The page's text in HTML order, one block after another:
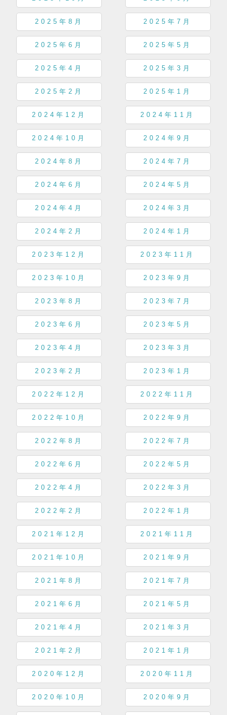
2025年8月 2025年7月
2025年6月 2025年5月
2025年4月 2025年3月
2025年2月 2025年1月
2024年12月 2024年11月
2024年10月 2024年9月
2024年8月 2024年7月
2024年6月 2024年5月
2024年4月 2024年3月
2024年2月 2024年1月
2023年12月 2023年11月
2023年10月 2023年9月
2023年8月 2023年7月
2023年6月 2023年5月
2023年4月 2023年3月
2023年2月 2023年1月
2022年12月 2022年11月
2022年10月 2022年9月
2022年8月 2022年7月
2022年6月 2022年5月
2022年4月 2022年3月
2022年2月 2022年1月
2021年12月 2021年11月
2021年10月 2021年9月
2021年8月 2021年7月
2021年6月 2021年5月
2021年4月 2021年3月
2021年2月 2021年1月
2020年12月 2020年11月
2020年10月 2020年9月